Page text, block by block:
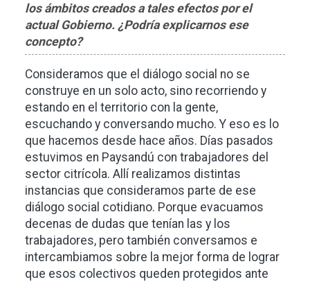
los ámbitos creados a tales efectos por el
actual Gobierno. ¿Podría explicarnos ese
concepto?
Consideramos que el diálogo social no se
construye en un solo acto, sino recorriendo y
estando en el territorio con la gente,
escuchando y conversando mucho. Y eso es lo
que hacemos desde hace años. Días pasados
estuvimos en Paysandú con trabajadores del
sector citrícola. Allí realizamos distintas
instancias que consideramos parte de ese
diálogo social cotidiano. Porque evacuamos
decenas de dudas que tenían las y los
trabajadores, pero también conversamos e
intercambiamos sobre la mejor forma de lograr
que esos colectivos queden protegidos ante